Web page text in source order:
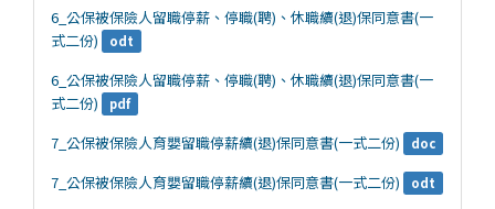
6_公保被保險人留職停薪、停職(聘)、休職續(退)保同意書(一
式二份)
odt
6_公保被保險人留職停薪、停職(聘)、休職續(退)保同意書(一
式二份)
pdf
7_公保被保險人育嬰留職停薪續(退)保同意書(一式二份) doc
7_公保被保險人育嬰留職停薪續(退)保同意書(一式二份) odt